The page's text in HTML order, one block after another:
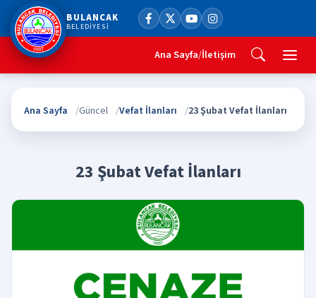
BULANCAK
BELEDİYESİ
Ana Sayfa/İletişim
Ana Sayfa Güncel Vefat İlanları 23 Şubat Vefat İlanları
23 Şubat Vefat İlanları